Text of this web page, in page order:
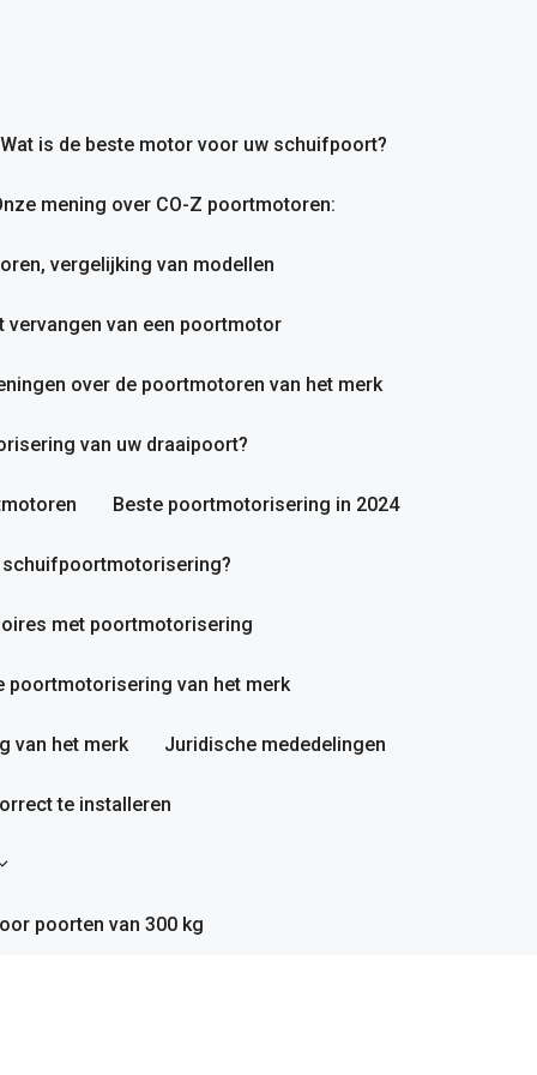
Wat is de beste motor voor uw schuifpoort?
mening over CO-Z poortmotoren:
vergelijking van modellen
vervangen van een poortmotor
over de poortmotoren van het merk
van uw draaipoort?
Beste poortmotorisering in 2024
schuifpoortmotorisering?
met poortmotorisering
poortmotorisering van het merk
van het merk Juridische mededelingen
te installeren
poorten van 300 kg